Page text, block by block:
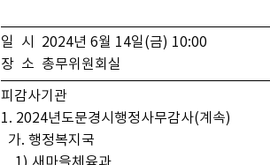
일 시 2024년 6월 14일(금) 10:00
장 소 총무위원회실
피감사기관
1. 2024년도문경시행정사무감사(계속)
가. 행정복지국